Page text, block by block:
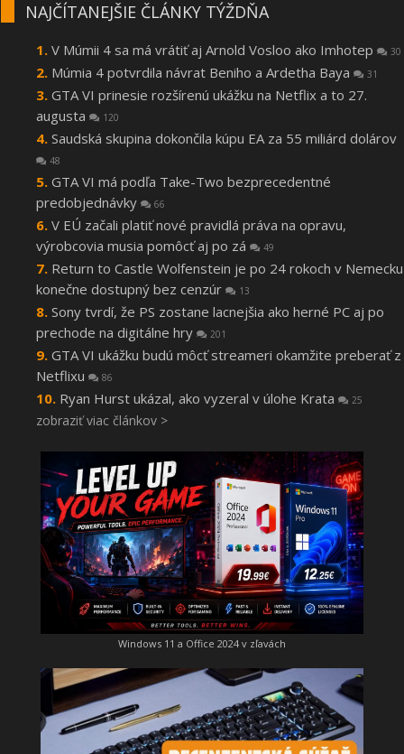
NAJČÍTANEJŠIE ČLÁNKY TÝŽDŇA
V Múmii 4 sa má vrátiť aj Arnold Vosloo ako Imhotep 30
Múmia 4 potvrdila návrat Beniho a Ardetha Baya 31
GTA VI prinesie rozšírenú ukážku na Netflix a to 27.
augusta
120
Saudská skupina dokončila kúpu EA za 55 miliárd dolárov
48
GTA VI má podľa Take-Two bezprecedentné
predobjednávky
66
V EÚ začali platiť nové pravidlá práva na opravu,
výrobcovia musia pomôcť aj po zá
49
Return to Castle Wolfenstein je po 24 rokoch v Nemecku
konečne dostupný bez cenzúr
13
Sony tvrdí, že PS zostane lacnejšia ako herné PC aj po
prechode na digitálne hry
201
GTA VI ukážku budú môcť streameri okamžite preberať z
Netflixu
86
Ryan Hurst ukázal, ako vyzeral v úlohe Krata 25
zobraziť viac článkov >
Windows 11 a Office 2024 v zľavách